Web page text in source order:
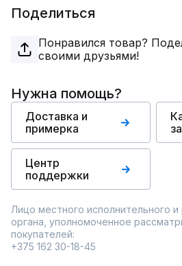
Поделиться
Понравился товар?
своими друзьями!
Нужна помощь?
Доставка и
примерка
Центр
поддержки
Лицо местного исполнительного
органа, уполномоченное
покупателей:
+375 162 30-18-45